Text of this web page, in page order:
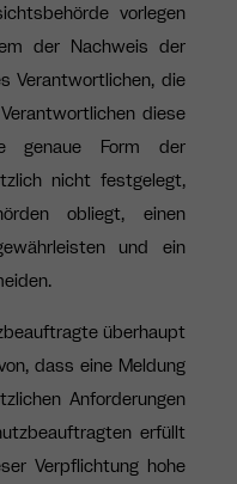
vorlegen
der Nachweis der
Verantwortlichen, die
diese
genaue Form der
nicht festgelegt,
obliegt, einen
und ein
überhaupt
dass eine Meldung
Anforderungen
erfüllt
Verpflichtung hohe